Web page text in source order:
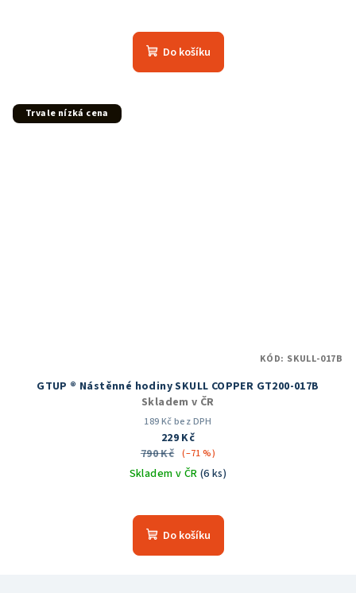
hodnocení
produktu
Do košíku
Trvale nízká cena
GTUP ® Nástěnné hodiny SKULL COPPER GT200-017B
Skladem v ČR
189 Kč bez DPH
229 Kč
790 Kč (–71 %)
Skladem v ČR (6 ks)
hodnocení
produktu
Do košíku
KÓD: SKULL-017B